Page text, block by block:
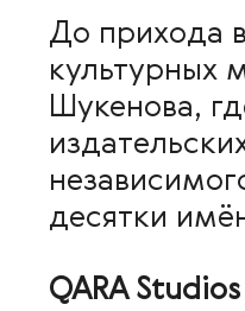
До прихода
культурных
Шукенова,
десятки
QARA Studios